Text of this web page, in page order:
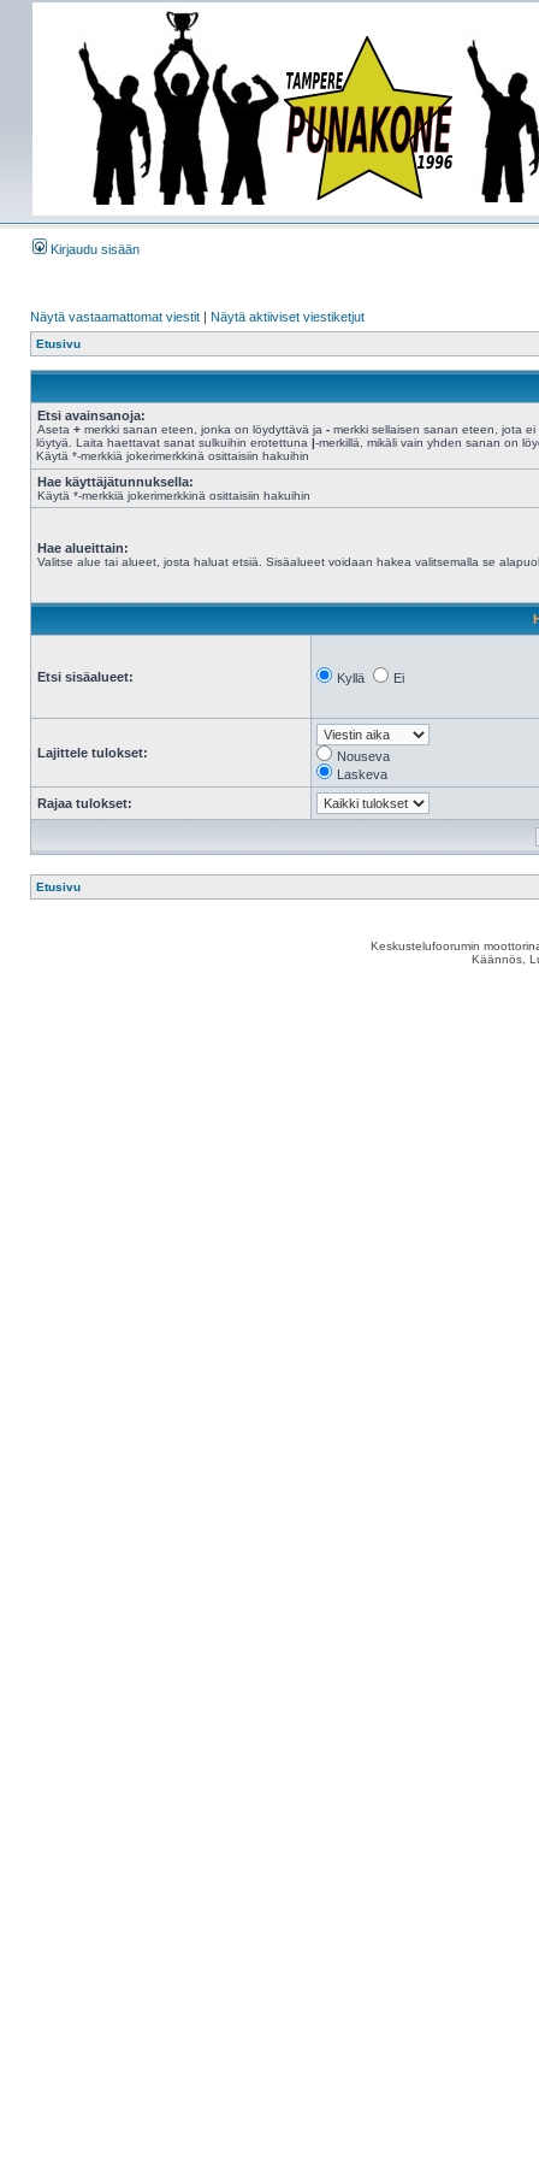
Kirjaudu sisään
Näytä vastaamattomat viestit | Näytä aktiiviset viestiketjut
Etusivu
Etsi avainsanoja:
Aseta + merkki sanan eteen, jonka on löydyttävä ja - merkki sellaisen sanan eteen, jota ei
löytyä. Laita haettavat sanat sulkuihin erotettuna |-merkillä, mikäli vain yhden sanan on
Käytä *-merkkiä jokerimerkkinä osittaisiin hakuihin
Hae käyttäjätunnuksella:
Käytä *-merkkiä jokerimerkkinä osittaisiin hakuihin
Hae alueittain:
Valitse alue tai alueet, josta haluat etsiä. Sisäalueet voidaan hakea valitsemalla se
Etsi sisäalueet: Kyllä Ei
Lajittele tulokset:
Nouseva
Laskeva
Rajaa tulokset:
Etusivu
Keskustelufoorumin
Käännös,